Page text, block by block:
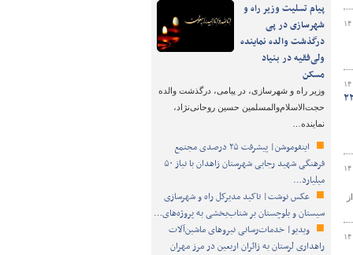
پیام تسلیت وزیر راه و
شهرسازی در پی
درگذشت والده نماینده
ولی‌فقیه در بنیاد
مسکن
وزیر راه و شهرسازی، در پیامی، درگذشت والده
حجت‌الاسلام‌والمسلمین حسین روحانی‌نژاد،
نماینده…
اینفوموشن| پیشرفت ۲۵ درصدی مجتمع
فرهنگی شهید رجایی شهرستان زاهدان با نیاز ۵۰
میلیارد…
عکس نوشت| تاکید مدیرکل راه و شهرسازی
سیستان و بلوچستان بر شتاب‌بخشی به پروژه‌های…
ویدیو| خدمات‌رسانی نیروهای ماشین‌آلات
راهداری لرستان به زائران اربعین در مرز مهران
و اعضای هیئت دولت با رهبر انقلاب تا ارتقای ایمنی و رفع ۲۲
نفر از